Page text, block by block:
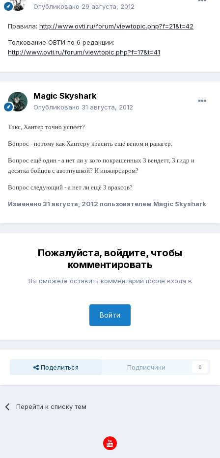
Опубликовано 29 августа, 2012
Правила: http://www.ovti.ru/forum/viewtopic.php?f=21&t=42
Толкование ОВТИ по 6 редакции:
http://www.ovti.ru/forum/viewtopic.php?f=17&t=41
Magic Skyshark
Опубликовано 31 августа, 2012
Тэкс, Хантер точно успеет?
Вопрос - потому как Хантеру красить ещё веном и равагер.
Вопрос ещё один - а нет ли у кого покрашенных 3 вендетт, 3 гидр и
десятка бойцов с авотпушкой? И инжирсиром?
Вопрос следующий - а нет ли ещё 3 враксов?
Изменено 31 августа, 2012 пользователем Magic Skyshark
Пожалуйста, войдите, чтобы
комментировать
Вы сможете оставить комментарий после входа в
Войти
Поделиться Подписчики 0
Перейти к списку тем